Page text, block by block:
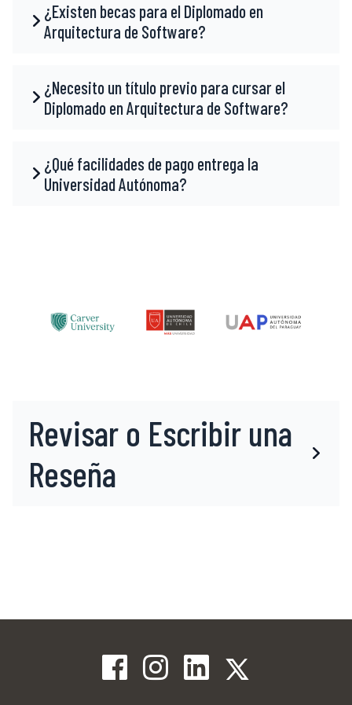
¿Existen becas para el Diplomado en
Arquitectura de Software?
¿Necesito un título previo para cursar el
Diplomado en Arquitectura de Software?
¿Qué facilidades de pago entrega la
Universidad Autónoma?
Revisar o Escribir una
Reseña